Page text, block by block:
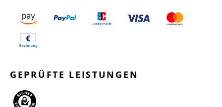
GEPRÜFTE LEISTUNGEN